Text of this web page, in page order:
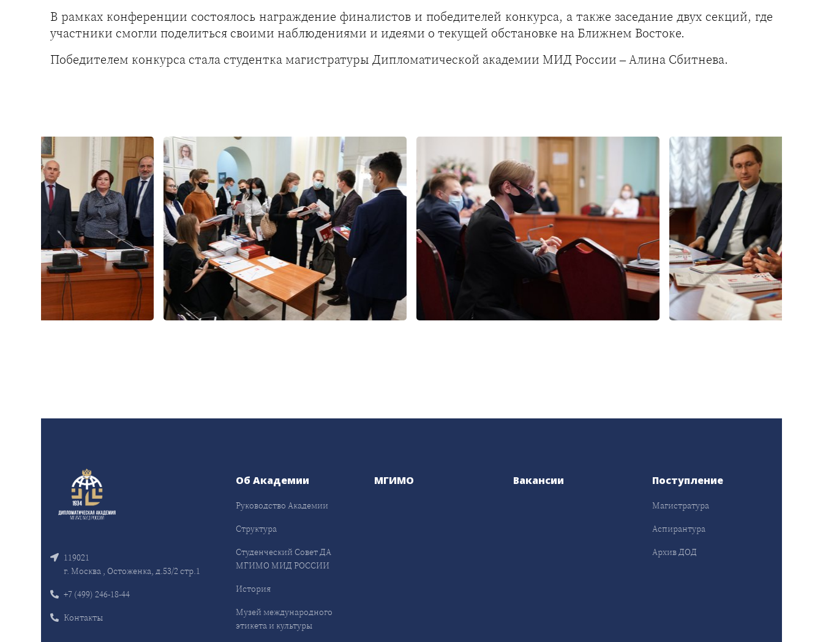
В рамках конференции состоялось награждение финалистов и победителей конкурса, а также заседание двух секций, где
участники смогли поделиться своими наблюдениями и идеями о текущей обстановке на Ближнем Востоке.
Победителем конкурса стала студентка магистратуры Дипломатической академии МИД России – Алина Сбитнева.
119021
г. Москва , Остоженка, д.53/2 стр.1
+7 (499) 246-18-44
Контакты
Об Академии
Руководство Академии
Структура
Студенческий Совет ДА
МГИМО МИД РОССИИ
История
Музей международного
этикета и культуры
МГИМО Вакансии Поступление
Магистратура
Аспирантура
Архив ДОД